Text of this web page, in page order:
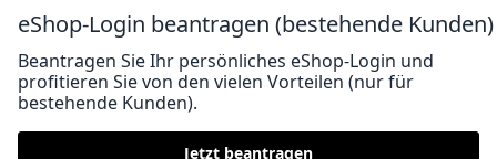
eShop-Login beantragen (bestehende Kunden)
Beantragen Sie Ihr persönliches eShop-Login und
profitieren Sie von den vielen Vorteilen (nur für
bestehende Kunden).
Jetzt beantragen